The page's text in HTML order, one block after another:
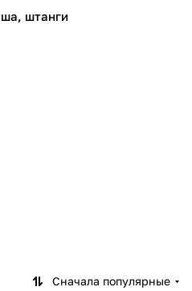
штанги
Сначала популярные